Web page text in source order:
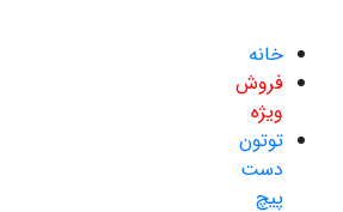
خانه
فروش
ویژه
توتون
دست
پیچ